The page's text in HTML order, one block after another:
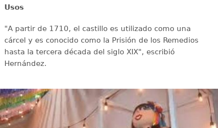
Usos
"A partir de 1710, el castillo es utilizado como una
cárcel y es conocido como la Prisión de los Remedios
hasta la tercera década del siglo XIX", escribió
Hernández.